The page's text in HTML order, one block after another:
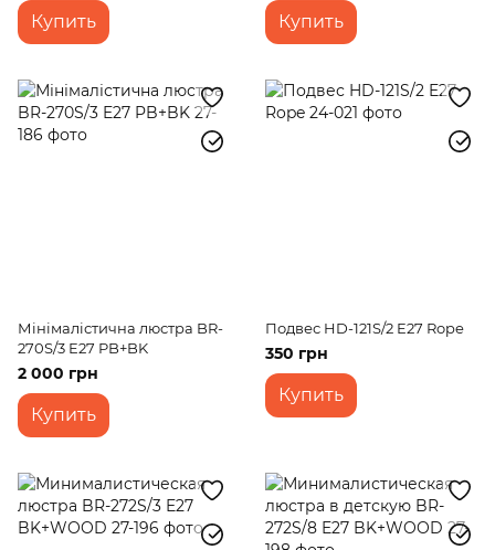
Купить Купить
Мінімалістична люстра BR-
270S/3 E27 PB+BK
2 000 грн
Купить
Подвес HD-121S/2 E27 Rope
350 грн
Купить